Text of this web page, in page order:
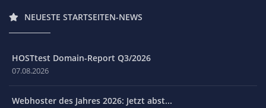
NEUESTE STARTSEITEN-NEWS
HOSTtest Domain-Report Q3/2026
07.08.2026
Webhoster des Jahres 2026: Jetzt abst...